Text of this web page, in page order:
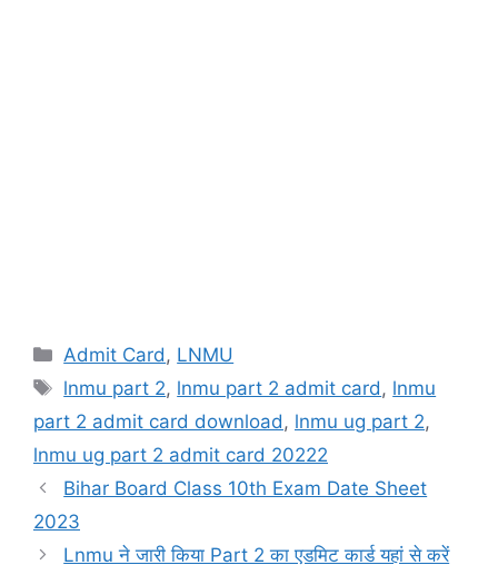
Categories
Admit Card , LNMU
Tags
lnmu part 2, lnmu part 2 admit card , lnmu
part 2 admit card download , lnmu ug part 2,
lnmu ug part 2 admit card 20222
Bihar Board Class 10th Exam Date Sheet
2023
Lnmu ने जारी किया Part 2 का एडमिट कार्ड यहां से करें